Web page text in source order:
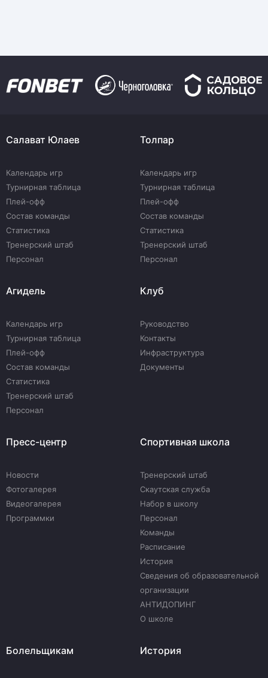
Салават Юлаев
Календарь игр
Турнирная таблица
Плей-офф
Состав команды
Статистика
Тренерский штаб
Персонал
Толпар
Календарь игр
Турнирная таблица
Плей-офф
Состав команды
Статистика
Тренерский штаб
Персонал
Агидель
Календарь игр
Турнирная таблица
Плей-офф
Состав команды
Статистика
Тренерский штаб
Персонал
Клуб
Руководство
Контакты
Инфраструктура
Документы
Пресс-центр
Новости
Фотогалерея
Видеогалерея
Программки
Спортивная школа
Тренерский штаб
Скаутская служба
Набор в школу
Персонал
Команды
Расписание
История
Сведения об образовательной
организации
АНТИДОПИНГ
О школе
Болельщикам История